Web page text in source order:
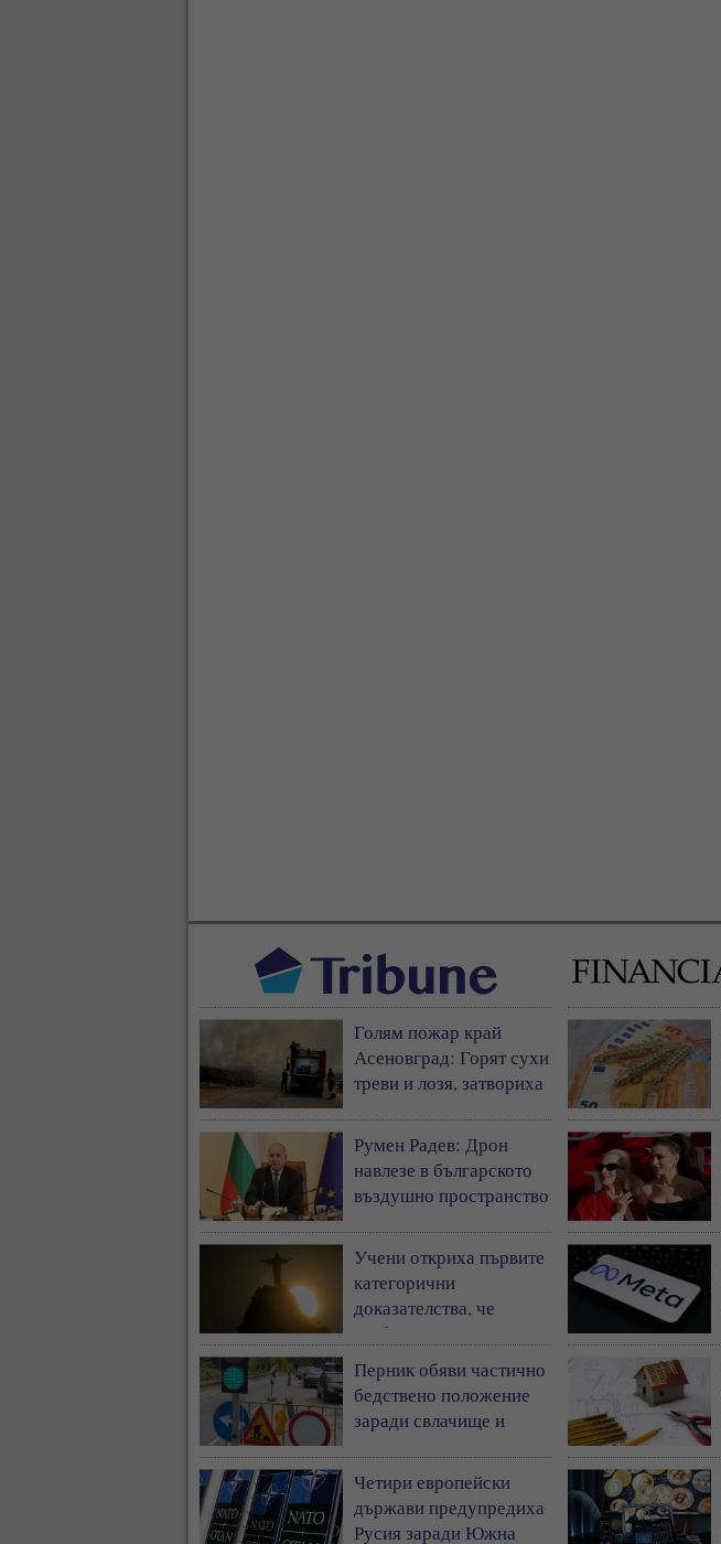
Голям пожар край
Асеновград: Горят сухи
треви и лозя, затвориха
Румен Радев: Дрон
навлезе в българското
въздушно пространство
границата с Румъния
Учени откриха първите
категорични
доказателства, че
глобалното затопляне се
ускорява
Перник обяви частично
бедствено положение
заради свлачище и
Четири европейски
държави предупредиха
Русия заради Южна